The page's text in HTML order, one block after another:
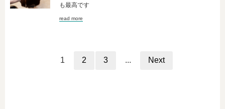
も最高です
read more
1 2 3 ... Next